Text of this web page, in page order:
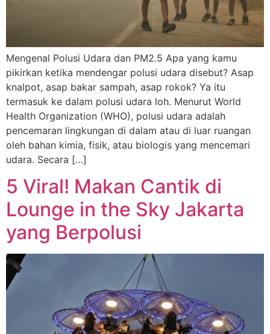
Mengenal Polusi Udara dan PM2.5 Apa yang kamu
pikirkan ketika mendengar polusi udara disebut? Asap
knalpot, asap bakar sampah, asap rokok? Ya itu
termasuk ke dalam polusi udara loh. Menurut World
Health Organization (WHO), polusi udara adalah
pencemaran lingkungan di dalam atau di luar ruangan
oleh bahan kimia, fisik, atau biologis yang mencemari
udara. Secara […]
5 Viral! Makan Cantik di
Lounge in the Sky Jakarta
yang Berpolusi